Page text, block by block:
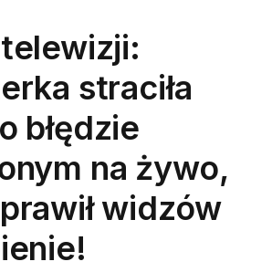
straciła
błędzie
na żywo,
widzów